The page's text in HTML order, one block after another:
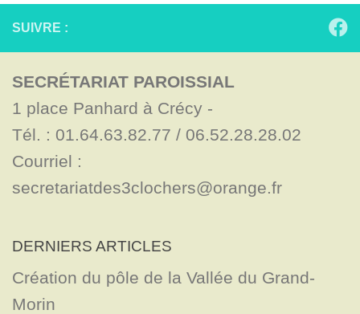
SUIVRE :
SECRÉTARIAT PAROISSIAL
1 place Panhard à Crécy -
Tél. : 01.64.63.82.77 / 06.52.28.28.02
Courriel :
secretariatdes3clochers@orange.fr
DERNIERS ARTICLES
Création du pôle de la Vallée du Grand-
Morin